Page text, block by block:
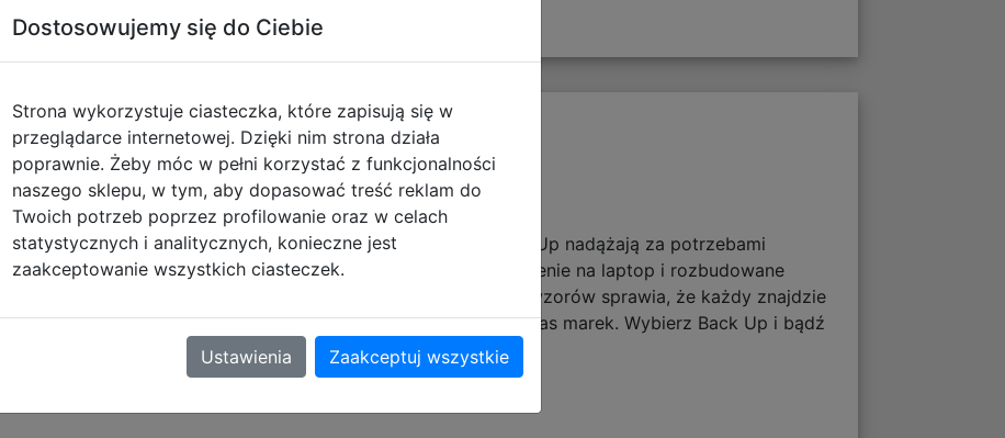
Opis produktu
szkolnych od znanej i cenionej firmy Derform. Plecaki BackUp nadążają za potrzebami
funkcjonalność i wiele przydatnych gadżetów, takich jak kieszenie na laptop i rozbudowane
gotowi podjąć każde wyzwanie. Szeroka gama kolorów i wzorów sprawia, że każdy znajdzie
BackUP to skok level up pod względem znanych dotychczas marek. Wybierz Back Up i bądź
Dostosowujemy się do Ciebie
Strona wykorzystuje ciasteczka, które zapisują się w
przeglądarce internetowej. Dzięki nim strona działa
poprawnie. Żeby móc w pełni korzystać z funkcjonalności
naszego sklepu, w tym, aby dopasować treść reklam do
Twoich potrzeb poprzez profilowanie oraz w celach
statystycznych i analitycznych, konieczne jest
zaakceptowanie wszystkich ciasteczek.
Ustawienia Zaakceptuj wszystkie